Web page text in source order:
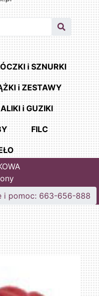
i SZNURKI
i ZESTAWY
i GUZIKI
FILC
i pomoc: 663-656-888